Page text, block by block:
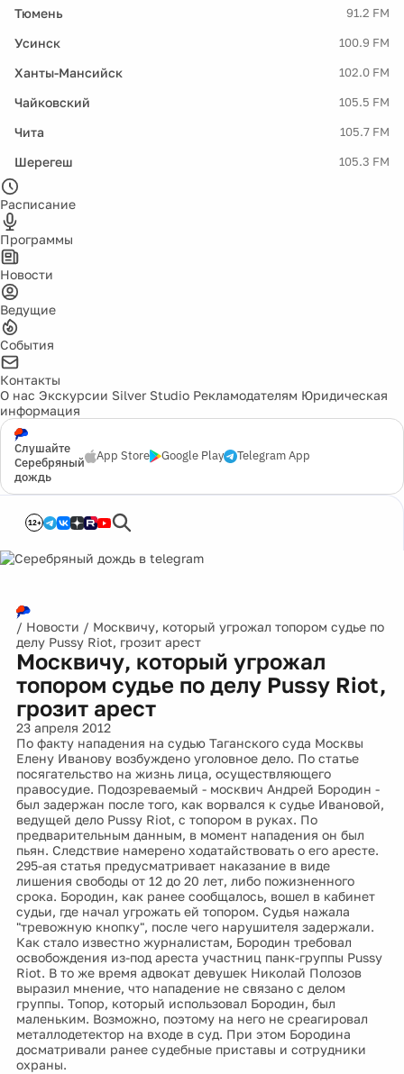
Тюмень 91.2 FM
Усинск 100.9 FM
Ханты-Мансийск 102.0 FM
Чайковский 105.5 FM
Чита 105.7 FM
Шерегеш 105.3 FM
Расписание
Программы
Новости
Ведущие
События
Контакты
О нас Экскурсии Silver Studio Рекламодателям Юридическая
информация
Слушайте
Серебряный
дождь
App Store Google Play Telegram App
12+
/ Новости / Москвичу, который угрожал топором судье по
делу Pussy Riot, грозит арест
Москвичу, который угрожал
топором судье по делу Pussy Riot,
грозит арест
23 апреля 2012
По факту нападения на судью Таганского суда Москвы
Елену Иванову возбуждено уголовное дело. По статье
посягательство на жизнь лица, осуществляющего
правосудие. Подозреваемый - москвич Андрей Бородин -
был задержан после того, как ворвался к судье Ивановой,
ведущей дело Pussy Riot, с топором в руках. По
предварительным данным, в момент нападения он был
пьян. Следствие намерено ходатайствовать о его аресте.
295-ая статья предусматривает наказание в виде
лишения свободы от 12 до 20 лет, либо пожизненного
срока. Бородин, как ранее сообщалось, вошел в кабинет
судьи, где начал угрожать ей топором. Судья нажала
"тревожную кнопку", после чего нарушителя задержали.
Как стало известно журналистам, Бородин требовал
освобождения из-под ареста участниц панк-группы Pussy
Riot. В то же время адвокат девушек Николай Полозов
выразил мнение, что нападение не связано с делом
группы. Топор, который использовал Бородин, был
маленьким. Возможно, поэтому на него не среагировал
металлодетектор на входе в суд. При этом Бородина
досматривали ранее судебные приставы и сотрудники
охраны.